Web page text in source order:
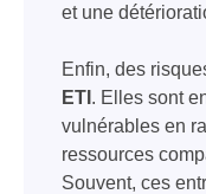
et une
Enfin, des
ETI . Elles sont
vulnérables en
ressources
Souvent, ces